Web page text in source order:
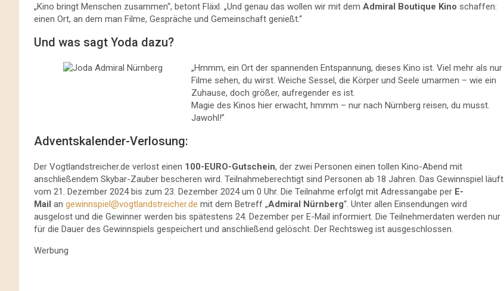
„Kino bringt Menschen zusammen“, betont Fläxl. „Und genau das wollen wir mit dem Admiral Boutique Kino schaffen:
einen Ort, an dem man Filme, Gespräche und Gemeinschaft genießt.“
Und was sagt Yoda dazu?
„Hmmm, ein Ort der spannenden Entspannung, dieses Kino ist. Viel mehr als nur
Filme sehen, du wirst. Weiche Sessel, die Körper und Seele umarmen – wie ein
Zuhause, doch größer, aufregender es ist.
Magie des Kinos hier erwacht, hmmm – nur nach Nürnberg reisen, du musst.
Jawohl!”
Adventskalender-Verlosung:
Der Vogtlandstreicher.de verlost einen 100-EURO-Gutschein, der zwei Personen einen tollen Kino-Abend mit
anschließendem Skybar-Zauber bescheren wird. Teilnahmeberechtigt sind Personen ab 18 Jahren. Das Gewinnspiel läuft
vom 21. Dezember 2024 bis zum 23. Dezember 2024 um 0 Uhr. Die Teilnahme erfolgt mit Adressangabe per E-
Mail an gewinnspiel@vogtlandstreicher.de mit dem Betreff „Admiral Nürnberg“. Unter allen Einsendungen wird
ausgelost und die Gewinner werden bis spätestens 24. Dezember per E-Mail informiert. Die Teilnehmerdaten werden nur
für die Dauer des Gewinnspiels gespeichert und anschließend gelöscht. Der Rechtsweg ist ausgeschlossen.
Werbung